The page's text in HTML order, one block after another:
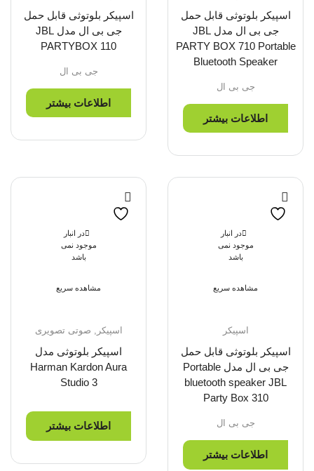
اسپیکر بلوتوثی قابل حمل
جی بی ال مدل JBL
PARTY BOX 710 Portable
Bluetooth Speaker
جی بی ال
اطلاعات بیشتر
اسپیکر بلوتوثی قابل حمل
جی بی ال مدل JBL
PARTYBOX 110
جی بی ال
اطلاعات بیشتر
در انبار
موجود نمی
باشد
مشاهده سریع
اسپیکر
اسپیکر بلوتوثی قابل حمل
جی بی ال مدل Portable
bluetooth speaker JBL
Party Box 310
جی بی ال
اطلاعات بیشتر
در انبار
موجود نمی
باشد
مشاهده سریع
اسپیکر , صوتی تصویری
اسپیکر بلوتوثی مدل
Harman Kardon Aura
Studio 3
اطلاعات بیشتر